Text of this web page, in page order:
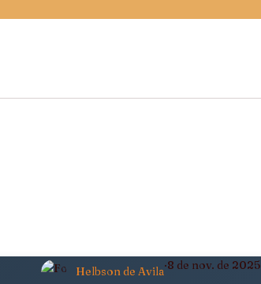
Pedagogia Crítica e Sociedade
Helbson de Avila 8 de nov. de 2025